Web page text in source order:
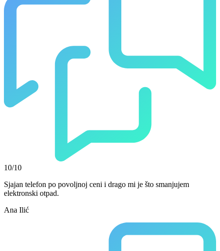
10/10
Sjajan telefon po povoljnoj ceni i drago mi je što smanjujem
elektronski otpad.
Ana Ilić